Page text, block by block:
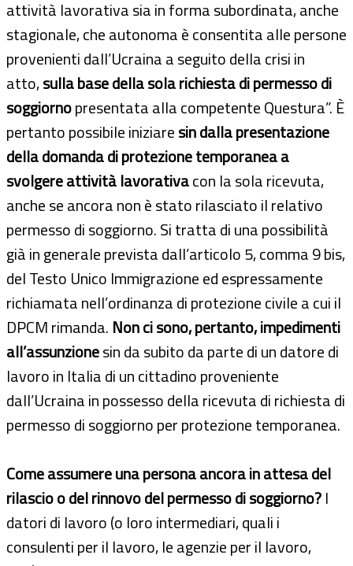
attività lavorativa sia in forma subordinata, anche
stagionale, che autonoma è consentita alle persone
provenienti dall’Ucraina a seguito della crisi in
atto,sulla base della sola richiesta di permesso di
soggiornopresentata alla competente Questura”. È
pertanto possibile iniziaresin dalla presentazione
della domanda di protezione temporanea a
svolgere attività lavorativacon la sola ricevuta,
anche se ancora non è stato rilasciato il relativo
permesso di soggiorno. Si tratta di una possibilità
già in generale prevista dall’articolo 5, comma 9 bis,
del Testo Unico Immigrazione ed espressamente
richiamata nell’ordinanza di protezione civile a cui il
DPCM rimanda. Non ci sono, pertanto, impedimenti
all’assunzionesin da subito da parte di un datore di
lavoro in Italia di un cittadino proveniente
dall’Ucraina in possesso della ricevuta di richiesta di
permesso di soggiorno per protezione temporanea.
Come assumere una persona ancora in attesadel
rilascio o del rinnovodel permesso di soggiorno?I
datori di lavoro (o loro intermediari, quali i
consulenti per il lavoro, le agenzie per il lavoro,